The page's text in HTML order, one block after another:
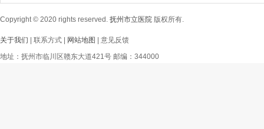
Copyright © 2020 rights reserved. 抚州市立医院 版权所有.
关于我们 | 联系方式 | 网站地图
| 意见反馈
地址：抚州市临川区赣东大道421号 邮编：344000